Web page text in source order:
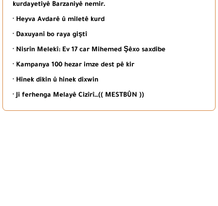
kurdayetiyê Barzaniyê nemir.
· Heyva Avdarê û miletê kurd
· Daxuyanî bo raya giştî
· Nisrîn Melekî: Ev 17 car Mihemed Şêxo saxdibe
· Kampanya 100 hezar imze dest pê kir
· Hinek dikin û hinek dixwin
· Ji ferhenga Melayê Cizîrî…(( MESTBÛN ))